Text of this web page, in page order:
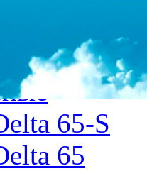
65-S
65